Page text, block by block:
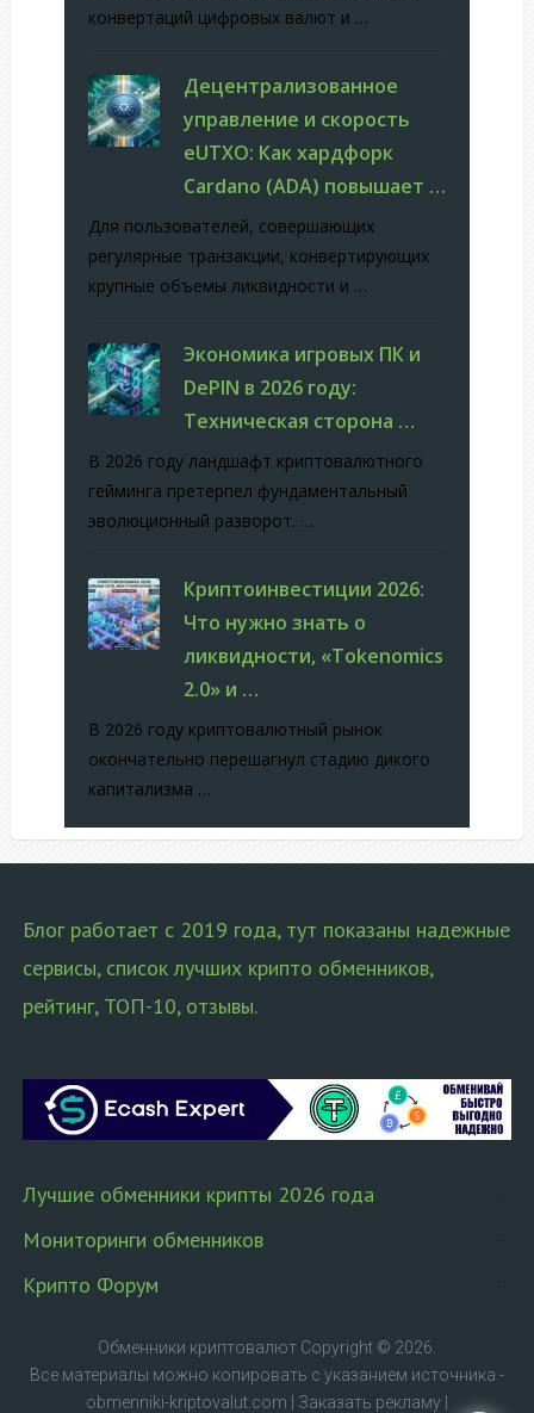
конвертаций цифровых валют и …
Децентрализованное
управление и скорость
eUTXO: Как хардфорк
Cardano (ADA) повышает …
Для пользователей, совершающих
регулярные транзакции, конвертирующих
крупные объемы ликвидности и …
Экономика игровых ПК и
DePIN в 2026 году:
Техническая сторона …
В 2026 году ландшафт криптовалютного
гейминга претерпел фундаментальный
эволюционный разворот. …
Криптоинвестиции 2026:
Что нужно знать о
ликвидности, «Tokenomics
2.0» и …
В 2026 году криптовалютный рынок
окончательно перешагнул стадию дикого
капитализма …
Блог работает с 2019 года, тут показаны надежные
сервисы, список лучших крипто обменников,
рейтинг, ТОП-10, отзывы.
Лучшие обменники крипты 2026 года
Мониторинги обменников
Крипто Форум
Обменники криптовалютCopyright © 2026.
Все материалы можно копировать с указанием источника -
obmenniki-kriptovalut.com
Заказать рекламу|